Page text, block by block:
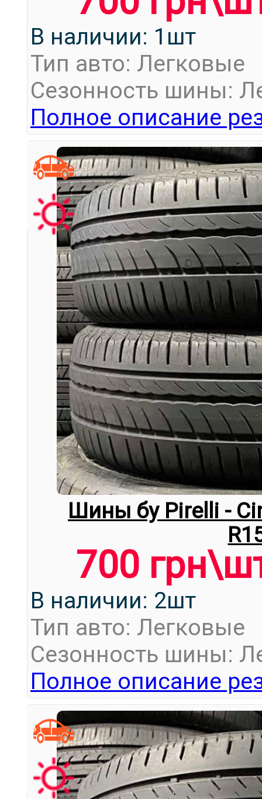
В наличии: 1шт
Тип авто: Легковые
Сезонность шины:
Полное описание
Шины бу Pirelli -
700
В наличии: 2шт
Тип авто: Легковые
Сезонность шины:
Полное описание